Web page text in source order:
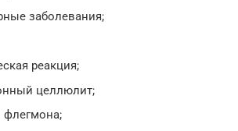
заболевания;
реакция;
целлюлит;
флегмона;